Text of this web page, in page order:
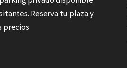
Reserva tu plaza y
precios